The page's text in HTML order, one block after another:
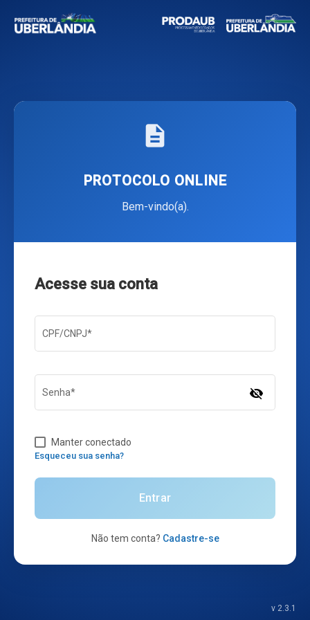
Acesse sua conta
CPF/CNPJ*
Senha* visibility_off
Manter conectado
Esqueceu sua senha?
Entrar
Não tem conta? Cadastre-se
description
PROTOCOLO ONLINE
Bem-vindo(a).
v 2.3.1